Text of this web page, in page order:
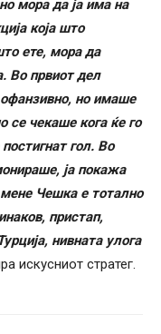
мора да ја има на
која што
ете, мора да
Во првиот дел
но имаше
се чекаше кога ќе го
гол. Во
ја покажа
Чешка е тотално
пристап,
нивната улога
искусниот стратег.